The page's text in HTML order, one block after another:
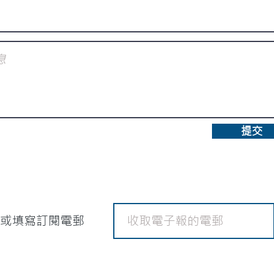
提交
或填寫訂閱電郵